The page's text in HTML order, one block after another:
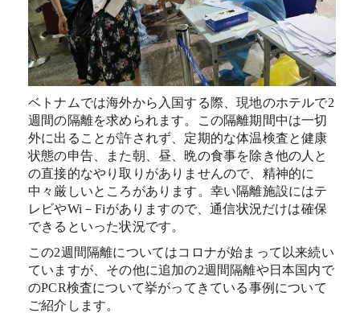
ベトナムでは海外から入国する際、現地のホテルで2
週間の隔離を求められます。この隔離期間中は一切
外に出ることが許されず、定期的な体温検査と健康
状態の申告、また朝、昼、晩の食事を除き他の人と
の直接的なやり取りがありませんので、精神的に
中々厳しいところがあります。幸い隔離施設にはテ
レビやWi－Fiがありますので、通信状況だけは確保
できるといった状況です。
この2週間隔離についてはコロナが始まって以来続い
ていますが、その他に追加の2週間隔離や日本国内で
のPCR検査について挙がってきている事例について
ご紹介します。